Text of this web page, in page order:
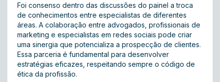
Foi consenso dentro das discussões do painel a troca
de conhecimentos entre especialistas de diferentes
áreas. A colaboração entre advogados, profissionais de
marketing e especialistas em redes sociais pode criar
uma sinergia que potencializa a prospecção de clientes.
Essa parceria é fundamental para desenvolver
estratégias eficazes, respeitando sempre o código de
ética da profissão.